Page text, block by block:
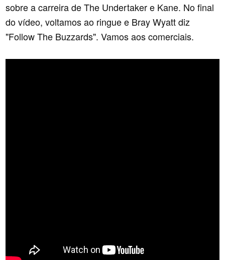
sobre a carreira de The Undertaker e Kane. No final
do vídeo, voltamos ao ringue e Bray Wyatt diz
"Follow The Buzzards". Vamos aos comerciais.